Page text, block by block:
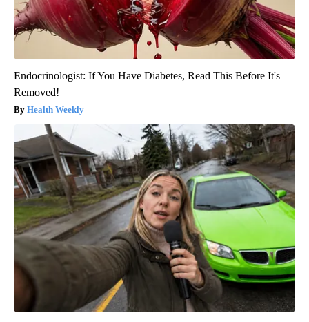
Endocrinologist: If You Have Diabetes, Read This Before It's
Removed!
Health Weekly